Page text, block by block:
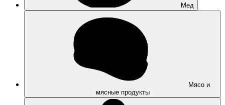
Мед
Мясо и
мясные продукты